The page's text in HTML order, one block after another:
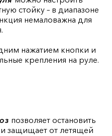
стойку – в диапазоне
немаловажна для
нажатием кнопки и
крепления на руле.
позволяет остановить
защищает от летящей